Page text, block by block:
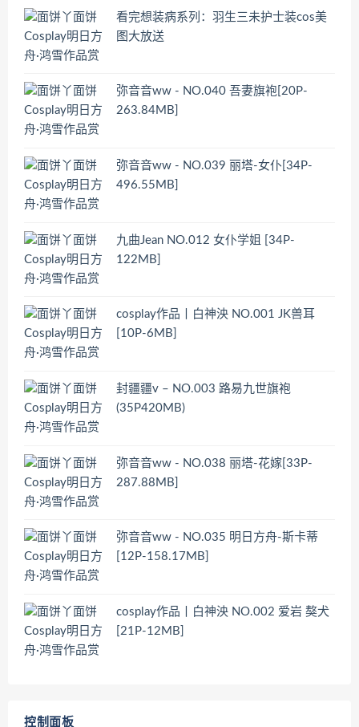
看完想装病系列：羽生三未护士装cos美
图大放送
弥音音ww - NO.040 吾妻旗袍[20P-
263.84MB]
弥音音ww - NO.039 丽塔-女仆[34P-
496.55MB]
九曲Jean NO.012 女仆学姐 [34P-
122MB]
cosplay作品丨白神泱 NO.001 JK兽耳
[10P-6MB]
封疆疆v – NO.003 路易九世旗袍
(35P420MB)
弥音音ww - NO.038 丽塔-花嫁[33P-
287.88MB]
弥音音ww - NO.035 明日方舟-斯卡蒂
[12P-158.17MB]
cosplay作品丨白神泱 NO.002 爱岩 獒犬
[21P-12MB]
控制面板